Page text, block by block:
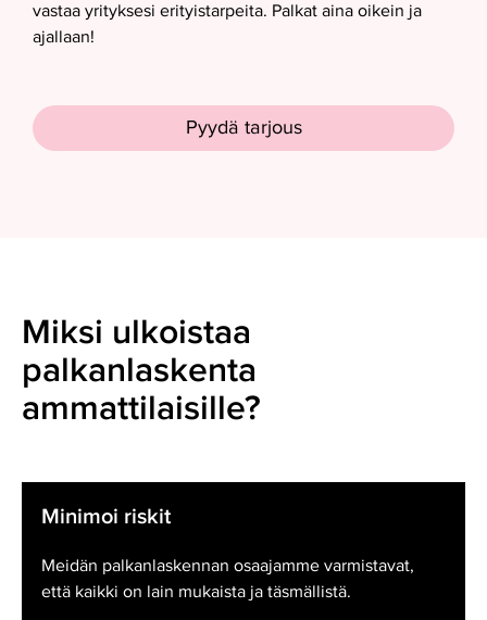
vastaa yrityksesi erityistarpeita. Palkat aina oikein ja
ajallaan!
Pyydä tarjous
Miksi ulkoistaa
palkanlaskenta
ammattilaisille?
Minimoi riskit
Meidän palkanlaskennan osaajamme varmistavat,
että kaikki on lain mukaista ja täsmällistä.